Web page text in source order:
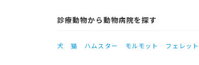
診療動物から動物病院を探す
犬 猫 ハムスター モルモット フェレット